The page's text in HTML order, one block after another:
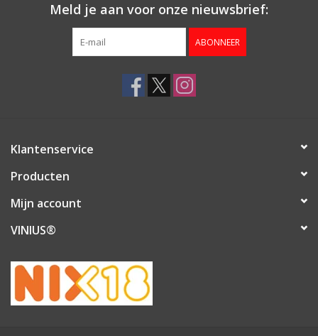
Meld je aan voor onze nieuwsbrief:
ABONNEER
Klantenservice
Producten
Mijn account
VINIUS®